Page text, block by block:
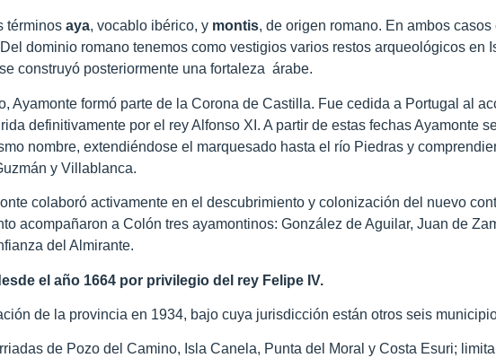
términos aya, vocablo ibérico, y montis, de origen romano. En ambos
dominio romano tenemos como vestigios varios restos arqueológicos en
construyó posteriormente una fortaleza árabe.
Ayamonte formó parte de la Corona de Castilla. Fue cedida a Portugal al
definitivamente por el rey Alfonso XI. A partir de estas fechas Ayamonte
nombre, extendiéndose el marquesado hasta el río Piedras y
y Villablanca.
colaboró activamente en el descubrimiento y colonización del nuevo
acompañaron a Colón tres ayamontinos: González de Aguilar, Juan de
del Almirante.
el año 1664 por privilegio del rey Felipe IV.
de la provincia en 1934, bajo cuya jurisdicción están otros seis
de Pozo del Camino, Isla Canela, Punta del Moral y Costa Esuri;